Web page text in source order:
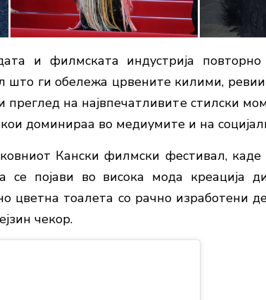
и филмската индустрија
што ги обележа црвените килими,
преглед на највпечатливите стилски
кои доминираа во медиумите и на
Кански филмски фестивал,
се појави во висока мода креација
цветна тоалета со рачно изработени
чекор.